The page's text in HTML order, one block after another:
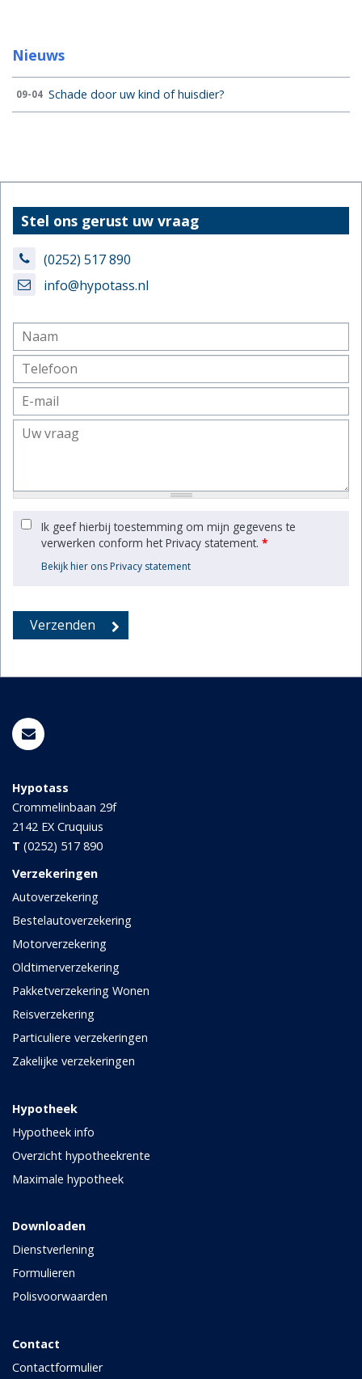
Nieuws
09-04 Schade door uw kind of huisdier?
Stel ons gerust uw vraag
(0252) 517 890
info@hypotass.nl
Ik geef hierbij toestemming om mijn gegevens te
verwerken conform het Privacy statement. *
Bekijk hier ons Privacy statement
Hypotass
Crommelinbaan 29f
2142 EX Cruquius
T (0252) 517 890
Verzekeringen
Autoverzekering
Bestelautoverzekering
Motorverzekering
Oldtimerverzekering
Pakketverzekering Wonen
Reisverzekering
Particuliere verzekeringen
Zakelijke verzekeringen
Hypotheek
Hypotheek info
Overzicht hypotheekrente
Maximale hypotheek
Downloaden
Dienstverlening
Formulieren
Polisvoorwaarden
Contact
Contactformulier